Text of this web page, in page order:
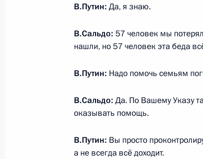
о введении военного
Запорожской и Херсонской
Встреча с врио губернатора
24 августа 2023 года, 20:20
В.Путин: Да, я знаю.
В.Сальдо: 57 человек мы
нашли, но 57 человек эта беда
В.Путин: Надо помочь семьям
В.Сальдо: Да. По Вашему Указу
оказывать помощь.
В.Путин: Вы просто
а не всегда всё доходит.